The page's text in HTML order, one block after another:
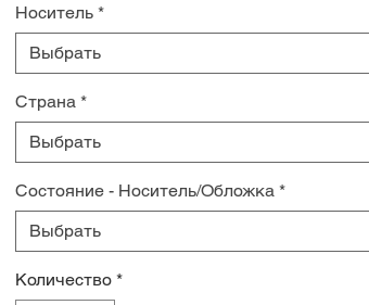
Носитель *
Выбрать
Страна *
Выбрать
Состояние - Носитель/Обложка *
Выбрать
Количество *